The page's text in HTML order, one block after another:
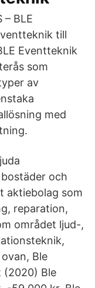
BLE
till
Eventteknik
som
av
med
och
aktiebolag som
reparation,
området ljud-,
Ble
(2020) Ble